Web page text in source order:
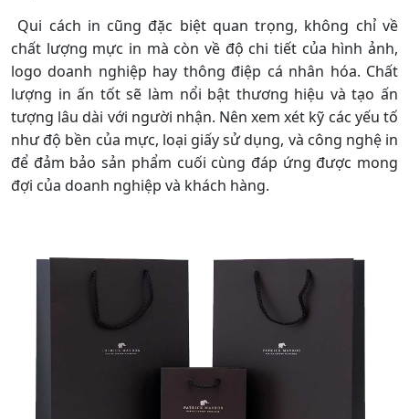
Qui cách in cũng đặc biệt quan trọng, không chỉ về
chất lượng mực in mà còn về độ chi tiết của hình ảnh,
logo doanh nghiệp hay thông điệp cá nhân hóa. Chất
lượng in ấn tốt sẽ làm nổi bật thương hiệu và tạo ấn
tượng lâu dài với người nhận. Nên xem xét kỹ các yếu tố
như độ bền của mực, loại giấy sử dụng, và công nghệ in
để đảm bảo sản phẩm cuối cùng đáp ứng được mong
đợi của doanh nghiệp và khách hàng.